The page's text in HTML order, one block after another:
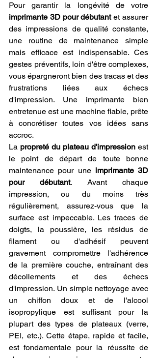
imprimante 3D pour débutant et assurer
des impressions de qualité constante,
une routine de maintenance simple
mais efficace est indispensable. Ces
gestes préventifs, loin d'être complexes,
vous épargneront bien des tracas et des
frustrations liées aux échecs
d'impression. Une imprimante bien
entretenue est une machine fiable, prête
à concrétiser toutes vos idées sans
accroc.
La propreté du plateau d'impression est
le point de départ de toute bonne
maintenance pour une imprimante 3D
pour débutant. Avant chaque
impression, ou du moins très
régulièrement, assurez-vous que la
surface est impeccable. Les traces de
doigts, la poussière, les résidus de
filament ou d'adhésif peuvent
gravement compromettre l'adhérence
de la première couche, entraînant des
décollements et des échecs
d'impression. Un simple nettoyage avec
un chiffon doux et de l'alcool
isopropylique est suffisant pour la
plupart des types de plateaux (verre,
PEI, etc.). Cette étape, rapide et facile,
est fondamentale pour la réussite de